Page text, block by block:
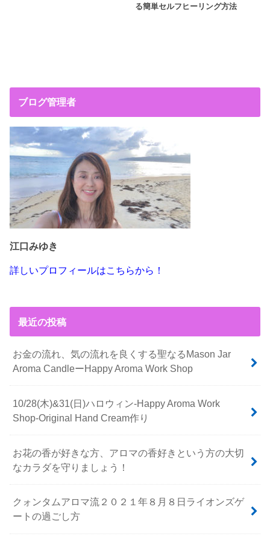
る簡単セルフヒーリング方法
ブログ管理者
江口みゆき
詳しいプロフィールはこちらから！
最近の投稿
お金の流れ、気の流れを良くする聖なるMason Jar
Aroma CandleーHappy Aroma Work Shop
10/28(木)&31(日)ハロウィン-Happy Aroma Work
Shop-Original Hand Cream作り
お花の香が好きな方、アロマの香好きという方の大切
なカラダを守りましょう！
クォンタムアロマ流２０２１年８月８日ライオンズゲ
ートの過ごし方